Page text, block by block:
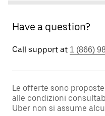
Have a question?
Call support at 1 (866)
Le offerte sono
alle condizioni
Uber non si assume